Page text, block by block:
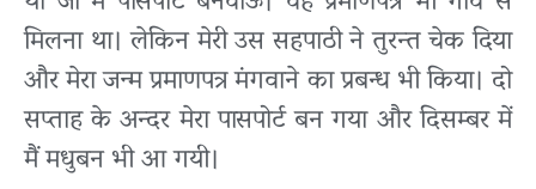
मिलना था। लेकिन मेरी उस सहपाठी ने तुरन्त चेक दिया
और मेरा जन्म प्रमाणपत्र मंगवाने का प्रबन्ध भी किया। दो
सप्ताह के अन्दर मेरा पासपोर्ट बन गया और दिसम्बर में
मैं मधुबन भी आ गयी।